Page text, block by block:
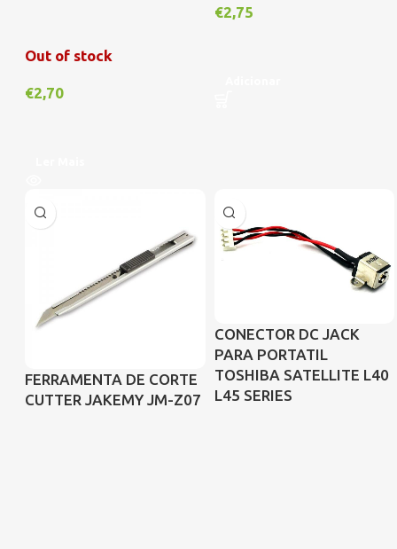
Out of stock
€2,70
€2,75
FERRAMENTA DE CORTE
CUTTER JAKEMY JM-Z07
CONECTOR DC JACK
PARA PORTATIL
TOSHIBA SATELLITE L40
L45 SERIES